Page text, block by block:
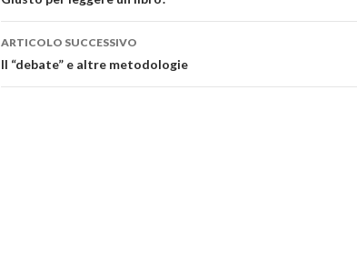
ARTICOLO SUCCESSIVO
Il “debate” e altre metodologie